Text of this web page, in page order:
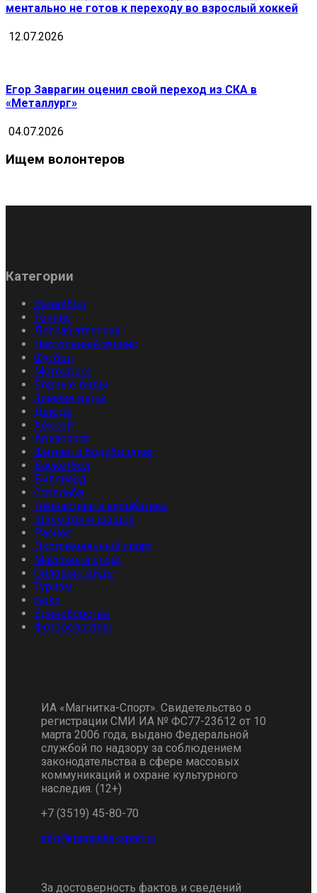
ментально не готов к переходу во взрослый хоккей
12.07.2026
Егор Заврагин оценил свой переход из СКА в
«Металлург»
04.07.2026
Ищем волонтеров
Категории
Волейбол
Теннис
Легкая атлетика
Настольный теннис
Футбол
Мотокросс
Водные виды
Зимние виды
Дзюдо
Хоккей
Авиаспорт
Фитнес и бодибилдинг
Баскетбол
Биллиард
Стрельба
Гимнастика и акробатика
Шахматы и шашки
Разное
Экстремальный спорт
Массовый спорт
Силовые виды
Туризм
Бокс
Единоборства
Фоторепортаж
ИА «Магнитка-Спорт». Свидетельство о
регистрации СМИ ИА № ФС77-23612 от 10
марта 2006 года, выдано Федеральной
службой по надзору за соблюдением
законодательства в сфере массовых
коммуникаций и охране культурного
наследия. (12+)
+7 (3519) 45-80-70
За достоверность фактов и сведений